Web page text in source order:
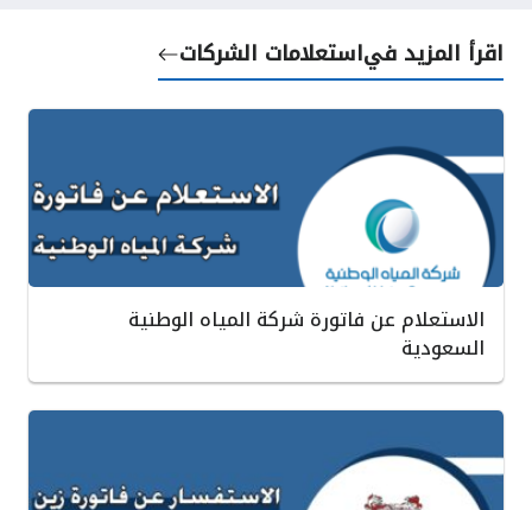
اقرأ المزيد فياستعلامات الشركات
الاستعلام عن فاتورة شركة المياه الوطنية
السعودية